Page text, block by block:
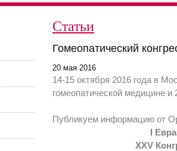
Статьи
Гомеопатический
20 мая 2016
14-15 октября 2016 года в
гомеопатической медицине и
Публикуем информацию от
I
XXV